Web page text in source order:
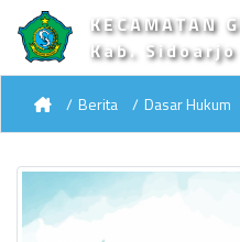
KECAMATAN
Kab. Sidoarjo
Berita Dasar Hukum